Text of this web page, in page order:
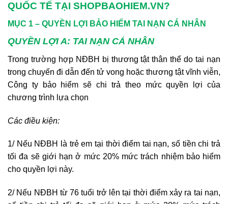
QUỐC TẾ TẠI SHOPBAOHIEM.VN?
MỤC 1 – QUYỀN LỢI BẢO HIỂM TAI NẠN CÁ NHÂN
QUYỀN LỢI A: TAI NẠN CÁ NHÂN
Trong trường hợp NĐBH bị thương tật thân thể do tai nạn
trong chuyến đi dẫn đến tử vong hoặc thương tật vĩnh viễn,
Công ty bảo hiểm sẽ chi trả theo mức quyền lợi của
chương trình lựa chọn
Các điều kiện:
1/ Nếu NĐBH là trẻ em tại thời điểm tai nạn, số tiền chi trả
tối đa sẽ giới hạn ở mức 20% mức trách nhiệm bảo hiểm
cho quyền lợi này.
2/ Nếu NĐBH từ 76 tuổi trở lên tại thời điểm xảy ra tai nạn,